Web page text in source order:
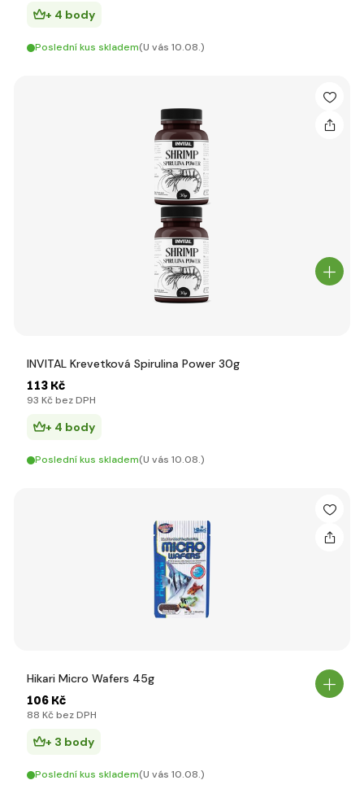
+ 4 body
Poslední kus skladem(U vás 10.08.)
INVITAL Krevetková Spirulina Power 30g
113 Kč
93 Kč bez DPH
+ 4 body
Poslední kus skladem(U vás 10.08.)
Hikari Micro Wafers 45g
106 Kč
88 Kč bez DPH
+ 3 body
Poslední kus skladem(U vás 10.08.)